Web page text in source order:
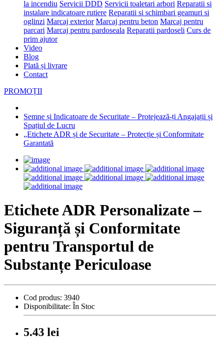
la incendiu Servicii DDD Servicii toaletari arbori Reparatii si
instalare indicatoare rutiere Reparatii si schimbari geamuri si
oglinzi Marcaj exterior Marcaj pentru beton Marcaj pentru
parcari Marcaj pentru pardoseala Reparatii pardoseli Curs de
prim ajutor
Video
Blog
Plată și livrare
Contact
PROMOȚII
Semne și Indicatoare de Securitate – Protejează-ți Angajații și
Spațiul de Lucru
„Etichete ADR și de Securitate – Protecție și Conformitate
Garantată
Etichete ADR Personalizate –
Siguranță și Conformitate
pentru Transportul de
Substanțe Periculoase
Cod produs: 3940
Disponibilitate: În Stoc
5.43 lei